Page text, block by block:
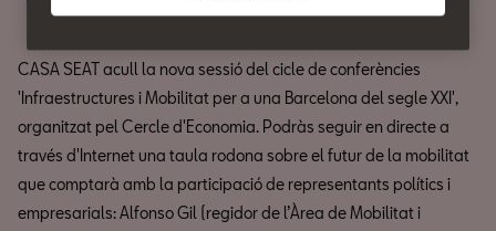
CASA SEAT acull la nova sessió del cicle de conferències
'Infraestructures i Mobilitat per a una Barcelona del segle XXI',
organitzat pel Cercle d'Economia. Podràs seguir en directe a
través d'Internet una taula rodona sobre el futur de la mobilitat
que comptarà amb la participació de representants polítics i
empresarials: Alfonso Gil (regidor de l’Àrea de Mobilitat i